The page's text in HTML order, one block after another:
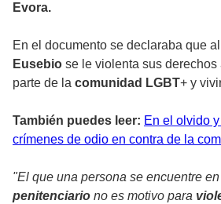
Evora.
En el documento se declaraba que
Eusebio se le violenta sus derechos
parte de la comunidad LGBT+ y
También puedes leer: En el olvido
crímenes de odio en contra de la
"El que una persona se encuentre
penitenciario no es motivo para